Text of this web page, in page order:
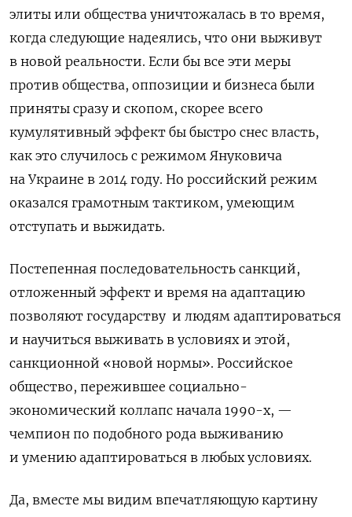
элиты или общества уничтожалась в то время,
когда следующие надеялись, что они выживут
в новой реальности. Если бы все эти меры
против общества, оппозиции и бизнеса были
приняты сразу и скопом, скорее всего
кумулятивный эффект бы быстро снес власть,
как это случилось с режимом Януковича
на Украине в 2014 году. Но российский режим
оказался грамотным тактиком, умеющим
отступать и выжидать.
Постепенная последовательность санкций,
отложенный эффект и время на адаптацию
позволяют государству и людям адаптироваться
и научиться выживать в условиях и этой,
санкционной «новой нормы». Российское
общество, пережившее социально-
экономический коллапс начала 1990-х, —
чемпион по подобного рода выживанию
и умению адаптироваться в любых условиях.
Да, вместе мы видим впечатляющую картину